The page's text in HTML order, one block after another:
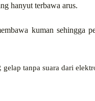
hanyut terbawa arus.
kuman sehingga
tanpa suara dari